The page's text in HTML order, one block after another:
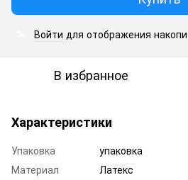
Войти для отображения
В избранное
Характеристики
Упаковка
упаковка
Материал
Латекс